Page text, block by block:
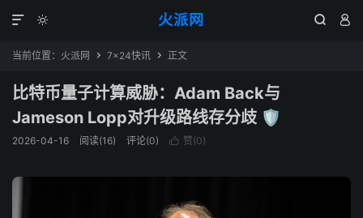
火派网
  

当前位置： 火派网  7×24快讯  正文
比特币量子计算威胁：Adam Back与
Jameson Lopp对升级路线存分歧 🛡️
2026-04-16 阅读(16) 评论(0)  赞(0)